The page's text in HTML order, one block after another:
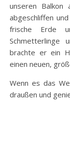
unseren Balkon
abgeschliffen
frische Erde
Schmetterlinge
brachte er ein
einen neuen,
Wenn es das
draußen und